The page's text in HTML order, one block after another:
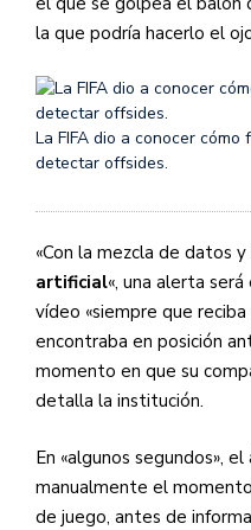
la que podría hacerlo el
La FIFA dio a conocer
detectar offsides.
«Con la mezcla de datos
artificial«, una alerta
vídeo «siempre que
encontraba en posición
momento en que su
detalla la institución.
En «algunos segundos»,
manualmente el
de juego, antes de